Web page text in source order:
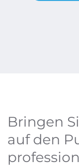
Bringen
auf den